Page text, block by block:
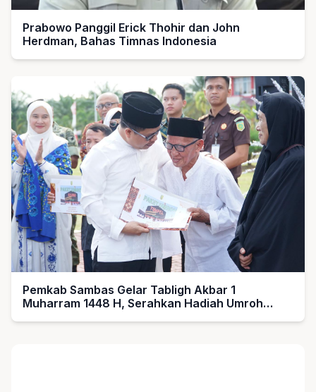
Prabowo Panggil Erick Thohir dan John
Herdman, Bahas Timnas Indonesia
Pemkab Sambas Gelar Tabligh Akbar 1
Muharram 1448 H, Serahkan Hadiah Umroh